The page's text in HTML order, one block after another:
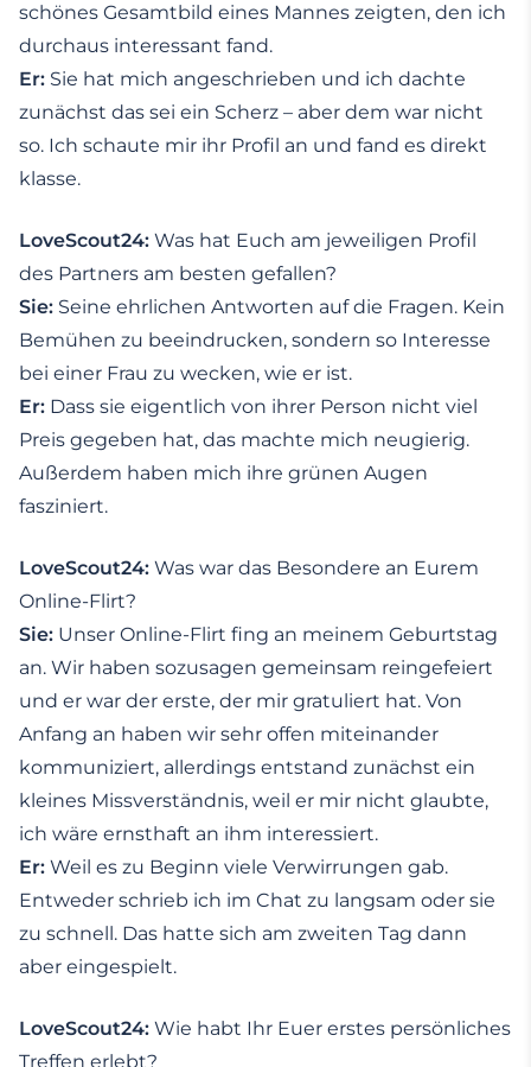
schönes Gesamtbild eines Mannes zeigten, den ich
durchaus interessant fand.
Er: Sie hat mich angeschrieben und ich dachte
zunächst das sei ein Scherz – aber dem war nicht
so. Ich schaute mir ihr Profil an und fand es direkt
klasse.
LoveScout24: Was hat Euch am jeweiligen Profil
des Partners am besten gefallen?
Sie: Seine ehrlichen Antworten auf die Fragen. Kein
Bemühen zu beeindrucken, sondern so Interesse
bei einer Frau zu wecken, wie er ist.
Er: Dass sie eigentlich von ihrer Person nicht viel
Preis gegeben hat, das machte mich neugierig.
Außerdem haben mich ihre grünen Augen
fasziniert.
LoveScout24: Was war das Besondere an Eurem
Online-Flirt?
Sie: Unser Online-Flirt fing an meinem Geburtstag
an. Wir haben sozusagen gemeinsam reingefeiert
und er war der erste, der mir gratuliert hat. Von
Anfang an haben wir sehr offen miteinander
kommuniziert, allerdings entstand zunächst ein
kleines Missverständnis, weil er mir nicht glaubte,
ich wäre ernsthaft an ihm interessiert.
Er: Weil es zu Beginn viele Verwirrungen gab.
Entweder schrieb ich im Chat zu langsam oder sie
zu schnell. Das hatte sich am zweiten Tag dann
aber eingespielt.
LoveScout24: Wie habt Ihr Euer erstes persönliches
Treffen erlebt?